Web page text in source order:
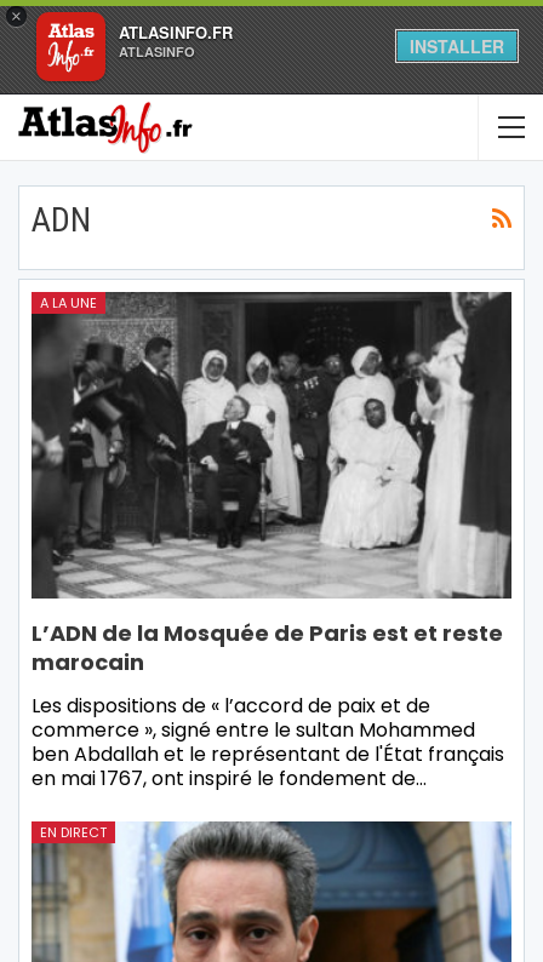
×
ATLASINFO.FR
ATLASINFO INSTALLER
ADN
A LA UNE
L’ADN de la Mosquée de Paris est et reste
marocain
Les dispositions de « l’accord de paix et de
commerce », signé entre le sultan Mohammed
ben Abdallah et le représentant de l'État français
en mai 1767, ont inspiré le fondement de…
EN DIRECT